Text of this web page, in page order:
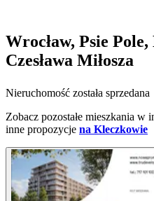
Wrocław, Psie
Czesława Miłosza
Nieruchomość została sprzedana
Zobacz pozostałe mieszkania w
inne propozycje na Kleczkowie